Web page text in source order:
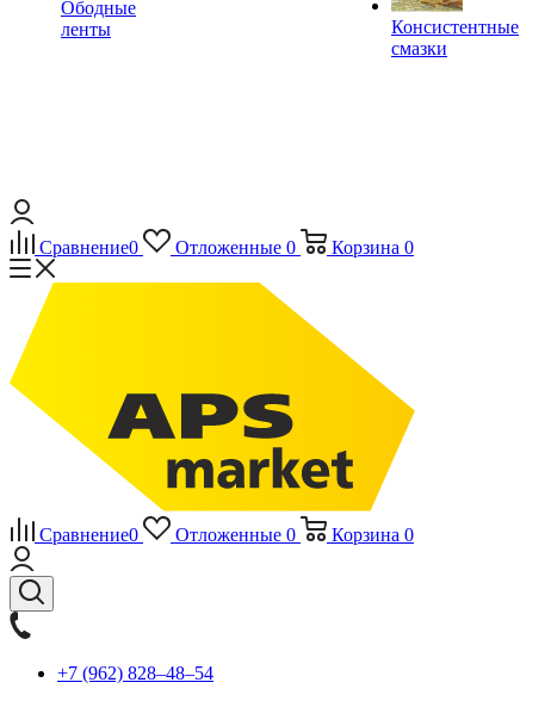
Ободные
ленты
Консистентные
смазки
Сравнение0 Отложенные 0 Корзина 0
Сравнение0 Отложенные 0 Корзина 0
+7 (962) 828‒48‒54